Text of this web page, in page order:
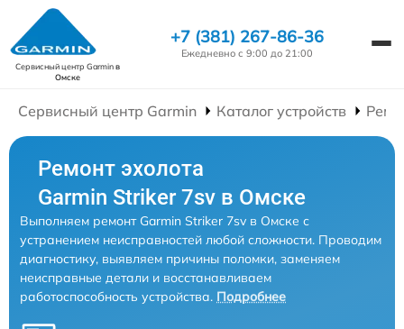
Сервисный центр Garminв
Омске
+7 (381) 267-86-36
Ежедневно с 9:00 до 21:00
Сервисный центр Garmin Каталог устройств
Ремонт эхолота
Garmin Striker 7sv в Омске
Выполняем ремонт Garmin Striker 7sv в Омске с
устранением неисправностей любой сложности. Проводим
диагностику, выявляем причины поломки, заменяем
неисправные детали и восстанавливаем
работоспособность устройства. Подробнее